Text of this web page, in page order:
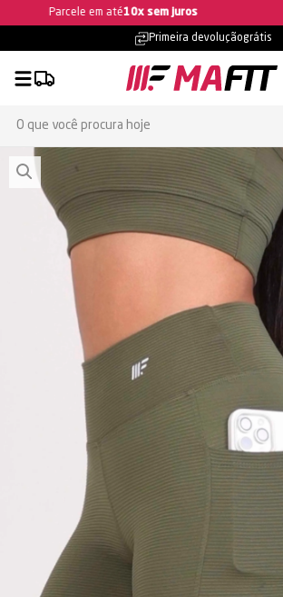
Ganhe 5% OFF na primeira compra
Primeira devoluçãográtis